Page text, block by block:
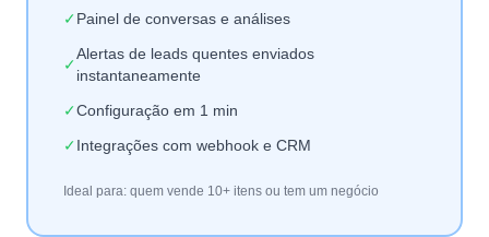
✓Painel de conversas e análises
✓
Alertas de leads quentes enviados
instantaneamente
✓Configuração em 1 min
✓Integrações com webhook e CRM
Ideal para: quem vende 10+ itens ou tem um negócio